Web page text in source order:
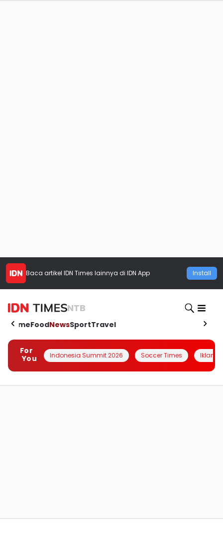
Baca artikel IDN Times lainnya di IDN App Install
NTB
HomeFoodNewsSportTravel
For
You
Indonesia Summit 2026 Soccer Times Iklanin